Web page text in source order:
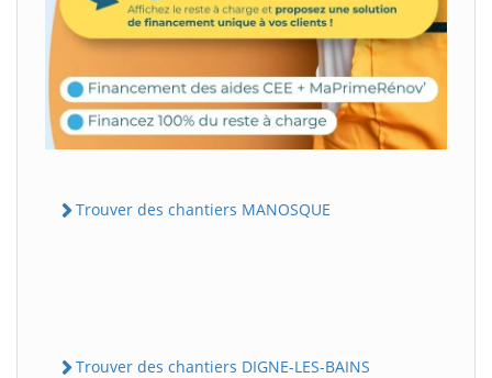
Trouver des chantiers MANOSQUE
Trouver des chantiers DIGNE-LES-BAINS